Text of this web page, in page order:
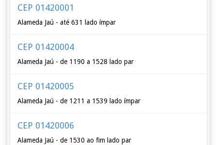
CEP 01420001
Alameda Jaú - até 631 lado ímpar
CEP 01420004
Alameda Jaú - de 1190 a 1528 lado par
CEP 01420005
Alameda Jaú - de 1211 a 1539 lado ímpar
CEP 01420006
Alameda Jaú - de 1530 ao fim lado par